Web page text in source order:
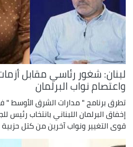
لبنان: شغور رئاسي مقابل
واعتصام نواب البرلمان
تطرق برنامج " مدارات الشرق الأوسط "
إخفاق البرلمان اللبناني بانتخاب رئيس
قوى التغيير ونواب آخرين من كتل